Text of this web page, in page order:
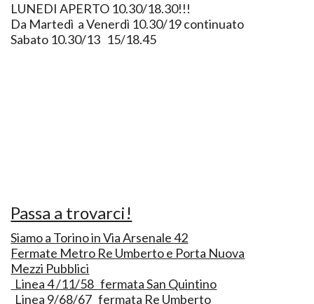
LUNEDI APERTO 10.30/18.30!!!
Da Martedì a Venerdì 10.30/19 continuato
Sabato 10.30/13 15/18.45
Passa a trovarci!
Siamo a Torino in Via Arsenale 42
Fermate Metro Re Umberto e Porta Nuova
Mezzi Pubblici
Linea 4 /11/58 fermata San Quintino
Linea 9/68/67 fermata Re Umberto